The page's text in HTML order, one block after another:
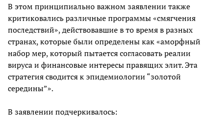
В этом принципиально важном заявлении также
критиковались различные программы «смягчения
последствий», действовавшие в то время в разных
странах, которые были определены как «аморфный
набор мер, который пытается согласовать реалии
вируса и финансовые интересы правящих элит. Эта
стратегия сводится к эпидемиологии “золотой
середины”».
В заявлении подчеркивалось: